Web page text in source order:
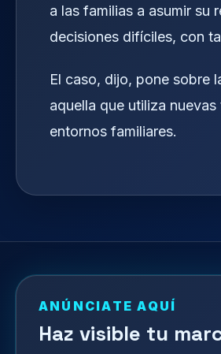
a las familias a asumir su
decisiones difíciles, con
El caso, dijo, pone sobre
aquella que utiliza
entornos familiares.
ANÚNCIATE AQUÍ
Haz visible tu